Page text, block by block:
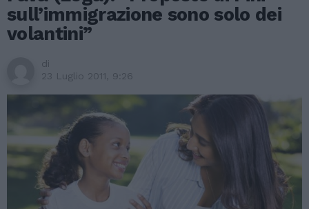
sull’immigrazione sono solo dei
volantini”
di
23 Luglio 2011, 9:26